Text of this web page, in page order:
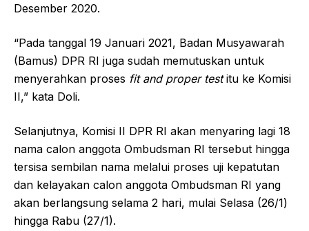
Desember 2020.
“Pada tanggal 19 Januari 2021, Badan Musyawarah
(Bamus) DPR RI juga sudah memutuskan untuk
menyerahkan proses fit and proper testitu ke Komisi
II,” kata Doli.
Selanjutnya, Komisi II DPR RI akan menyaring lagi 18
nama calon anggota Ombudsman RI tersebut hingga
tersisa sembilan nama melalui proses uji kepatutan
dan kelayakan calon anggota Ombudsman RI yang
akan berlangsung selama 2 hari, mulai Selasa (26/1)
hingga Rabu (27/1).